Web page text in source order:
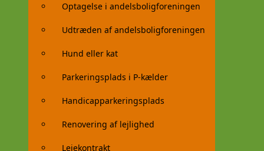
Optagelse i andelsboligforeningen
Udtræden af andelsboligforeningen
Hund eller kat
Parkeringsplads i P-kælder
Handicapparkeringsplads
Renovering af lejlighed
Lejekontrakt